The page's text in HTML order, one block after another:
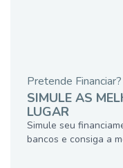
Pretende Financiar?
SIMULE AS
LUGAR
Simule seu
bancos e consiga a